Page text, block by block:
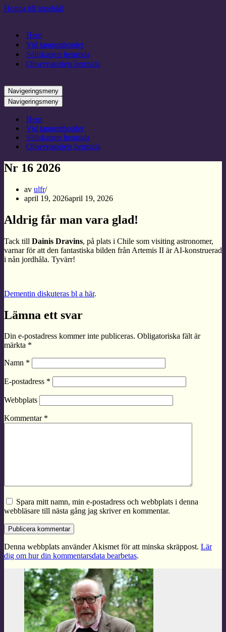
Hoppa till innehåll
Hem
Vid tangentbordet
Sällskapets hemsida
Observatoriets hemsida
Navigeringsmeny
Navigeringsmeny
Hem
Vid tangentbordet
Sällskapets hemsida
Observatoriets hemsida
Nr 16 2026
av ulfr
april 19, 2026april 19, 2026
Aldrig får man vara glad!
Tack till Dainis Dravins, på plats i Chile som visiting astronomer,
varnar för att den fantastiska bilden från Artemis II är AI-konstruerad
i nån jordhåla. Tyvärr!
Dementin diskuteras bl a här.
Lämna ett svar
Din e-postadress kommer inte publiceras. Obligatoriska fält är
märkta *
Namn *
E-postadress *
Webbplats
Kommentar *
Spara mitt namn, min e-postadress och webbplats i denna
webbläsare till nästa gång jag skriver en kommentar.
Denna webbplats använder Akismet för att minska skräppost. Lär
dig om hur din kommentarsdata bearbetas.